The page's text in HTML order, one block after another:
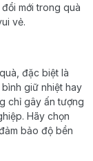
mới trong quà
vẻ.
đặc biệt là
giữ nhiệt hay
chỉ gây ấn tượng
Hãy chọn
bảo độ bền